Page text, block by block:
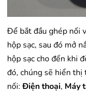
Để bắt đầu ghép nối
hộp sạc, sau đó mở
hộp sạc cho đến khi
đó, chúng sẽ hiển
nối:Điện thoại, Máy